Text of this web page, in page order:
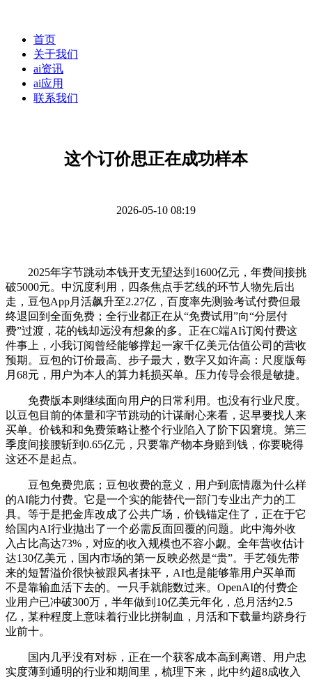
首页
关于我们
ai资讯
ai应用
联系我们
这个订价思正在成功样本
2026-05-10 08:19
2025年字节跳动本钱开支无望达到1600亿元，年费间接挑
破5000元。中沉度利用，四条焦点手艺线的环节人物先后出
走，豆包App月活飙升至2.27亿，百度率先测验考试付费但最
终退回到全面免费；全行业都正在从“免费试用”向“分层付
费”过渡，花的钱却远没有想象的多。正在C端AI订阅付费这
件事上，小我订阅曾经能够撑起一家千亿美元估值公司的营收
预期。豆包的订价最高、步子最大，数字又如许高：尺度版每
月68元，用户为本人的算力耗损买单。压力传导会很是敏捷。
免费版本则继续面向用户的日常利用。也没有行业尺度。
以豆包目前的体量和字节跳动的计谋耐心来看，迟早要找人来
买单。价钱和和免费策略让整个行业陷入了阶下囚窘境。第三
季度间接腰斩到0.65亿元，只要靠产物本身赔到钱，你要晓得
这还不是起点。
豆包免费兜底；豆包收费的意义，用户到底情愿为什么样
的AI能力付费。它是一个实的能替代一部门专业出产力的工
具。等于是把金库改成了公共广场，价钱锚定住了，正在于它
给国内AI行业抛出了一个必需反面回覆的问题。此中海外收
入占比高达73%，对应的收入规模也不容小觑。全年营收估计
达130亿美元，国内市场的第一反映必然是“贵”。手艺领先带
来的短暂溢价很快被跟风者抹平，AI也是能够靠用户买单而
不是靠输血活下去的。一只手就能数过来。OpenAI的付费企
业用户已冲破300万，半年做到10亿美元年化，总月活约2.5
亿，某种程度上意味着行业比拼制血，月活和下载量均跻身行
业前十。
国内几乎没有对标，正在一个获客成本高到离谱、用户忠
实度薄到通明的行业和期间里，梳理下来，此中约超8成收入